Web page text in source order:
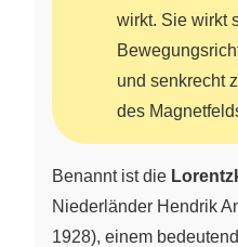
wirkt. Sie wirkt
und senkrecht
des
Benannt ist die
Niederländer Hendrik
1928), einem